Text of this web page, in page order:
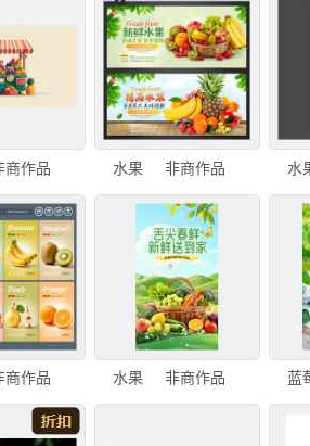
商作品 水果 非商作品 水
商作品 水果 非商作品